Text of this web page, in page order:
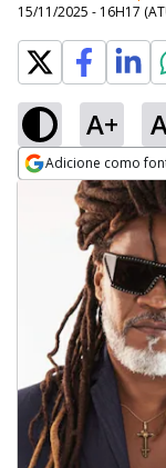
15/11/2025 - 16H17
A+
Adicione como
Opens in new